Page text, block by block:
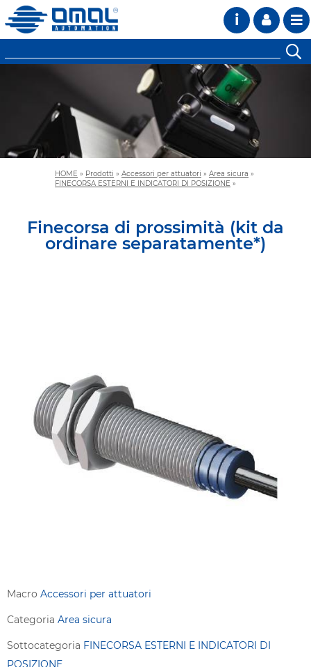
i
HOME » Prodotti » Accessori per attuatori » Area sicura »
FINECORSA ESTERNI E INDICATORI DI POSIZIONE »
Finecorsa di prossimità (kit da
ordinare separatamente*)
Macro Accessori per attuatori
Categoria Area sicura
Sottocategoria FINECORSA ESTERNI E INDICATORI DI
POSIZIONE